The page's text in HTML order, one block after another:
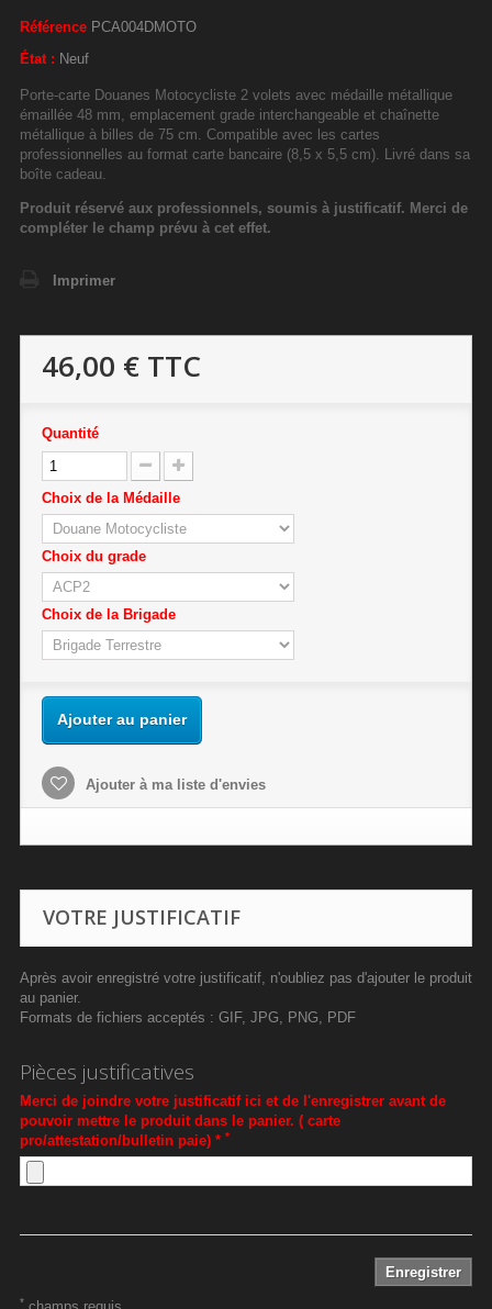
Référence PCA004DMOTO
État : Neuf
Porte-carte Douanes Motocycliste 2 volets avec médaille métallique
émaillée 48 mm, emplacement grade interchangeable et chaînette
métallique à billes de 75 cm. Compatible avec les cartes
professionnelles au format carte bancaire (8,5 x 5,5 cm). Livré dans sa
boîte cadeau.
Produit réservé aux professionnels, soumis à justificatif. Merci de
compléter le champ prévu à cet effet.
Imprimer
46,00 € TTC
Quantité
Choix de la Médaille
Choix du grade
Choix de la Brigade
Ajouter au panier
Ajouter à ma liste d'envies
VOTRE JUSTIFICATIF
Après avoir enregistré votre justificatif, n'oubliez pas d'ajouter le produit
au panier.
Formats de fichiers acceptés : GIF, JPG, PNG, PDF
Pièces justificatives
Merci de joindre votre justificatif ici et de l'enregistrer avant de
pouvoir mettre le produit dans le panier. ( carte
pro/attestation/bulletin paie) * *
Enregistrer
*